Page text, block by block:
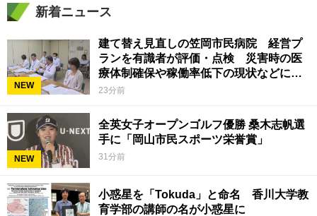
新着ニュース
NEW
建て替え見直しの笠岡市民病院 経営プ
ランを有識者が評価・点検 災害時の医
療体制確保や稼働率低下の現状などに意
見 岡山
23分前
NEW
全英女子オープンゴルフ優勝 桑木志帆選
手に「岡山市民スポーツ栄誉賞」
31分前
小惑星を「Tokuda」と命名 香川大学教
育学部の講師の名が小惑星に